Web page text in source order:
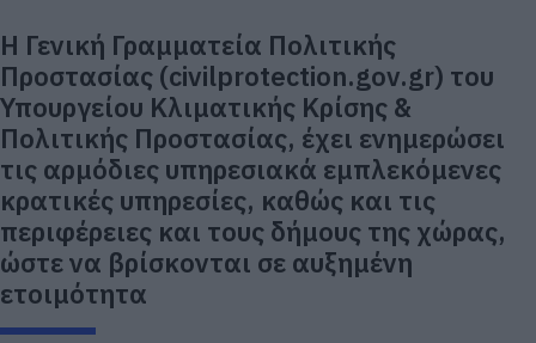
Η Γενική Γραμματεία Πολιτικής
Προστασίας (civilprotection.gov.gr) του
Υπουργείου Κλιματικής Κρίσης &
Πολιτικής Προστασίας, έχει ενημερώσει
τις αρμόδιες υπηρεσιακά εμπλεκόμενες
κρατικές υπηρεσίες, καθώς και τις
περιφέρειες και τους δήμους της χώρας,
ώστε να βρίσκονται σε αυξημένη
ετοιμότητα